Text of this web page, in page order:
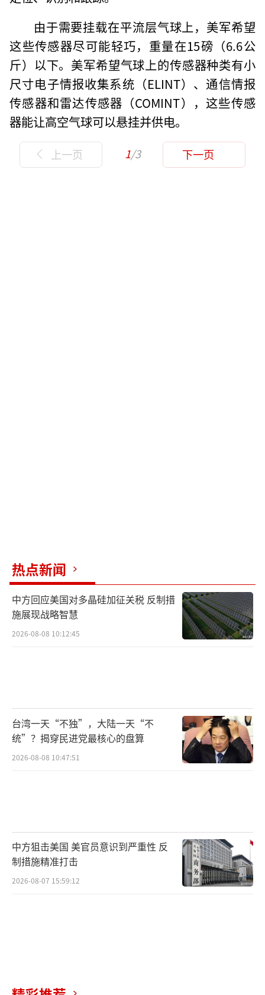
由于需要挂载在平流层气球上，美军希望
这些传感器尽可能轻巧，重量在15磅（6.6公
斤）以下。美军希望气球上的传感器种类有小
尺寸电子情报收集系统（ELINT）、通信情报
传感器和雷达传感器（COMINT），这些传感
器能让高空气球可以悬挂并供电。
上一页 1/3 下一页
热点新闻
中方回应美国对多晶硅加征关税 反制措
施展现战略智慧
2026-08-08 10:12:45
台湾一天“不独”，大陆一天“不
统”？揭穿民进党最核心的盘算
2026-08-08 10:47:51
中方狙击美国 美官员意识到严重性 反
制措施精准打击
2026-08-07 15:59:12